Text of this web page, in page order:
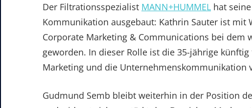
Der Filtrationsspezialist MANN+HUMMEL hat
Kommunikation ausgebaut: Kathrin Sauter ist mit
Corporate Marketing & Communications bei dem
geworden. In dieser Rolle ist die 35-jährige
Marketing und die Unternehmenskommunikation
Gudmund Semb bleibt weiterhin in der Position